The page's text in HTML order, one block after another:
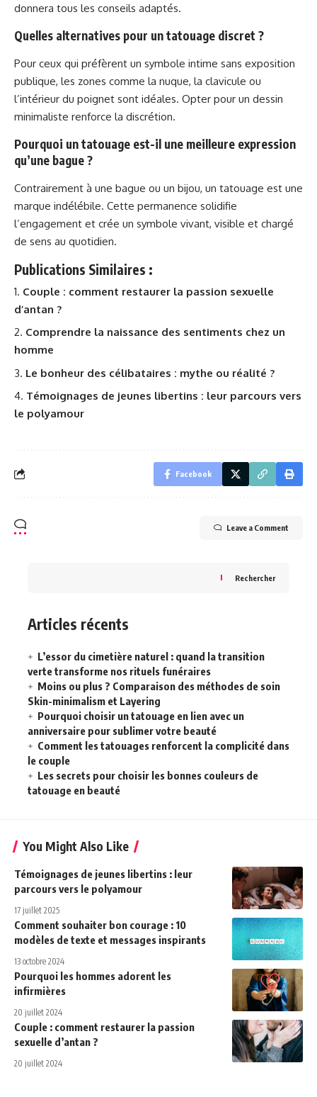
donnera tous les conseils adaptés.
Quelles alternatives pour un tatouage discret ?
Pour ceux qui préfèrent un symbole intime sans exposition
publique, les zones comme la nuque, la clavicule ou
l’intérieur du poignet sont idéales. Opter pour un dessin
minimaliste renforce la discrétion.
Pourquoi un tatouage est-il une meilleure expression
qu’une bague ?
Contrairement à une bague ou un bijou, un tatouage est une
marque indélébile. Cette permanence solidifie
l’engagement et crée un symbole vivant, visible et chargé
de sens au quotidien.
Publications Similaires :
Couple : comment restaurer la passion sexuelle
d’antan ?
Comprendre la naissance des sentiments chez un
homme
Le bonheur des célibataires : mythe ou réalité ?
Témoignages de jeunes libertins : leur parcours vers
le polyamour
Facebook
Leave a Comment
Rechercher
Articles récents
L’essor du cimetière naturel : quand la transition
verte transforme nos rituels funéraires
Moins ou plus ? Comparaison des méthodes de soin
Skin-minimalism et Layering
Pourquoi choisir un tatouage en lien avec un
anniversaire pour sublimer votre beauté
Comment les tatouages renforcent la complicité dans
le couple
Les secrets pour choisir les bonnes couleurs de
tatouage en beauté
You Might Also Like
Témoignages de jeunes libertins : leur
parcours vers le polyamour
17 juillet 2025
Comment souhaiter bon courage : 10
modèles de texte et messages inspirants
13 octobre 2024
Pourquoi les hommes adorent les
infirmières
20 juillet 2024
Couple : comment restaurer la passion
sexuelle d’antan ?
20 juillet 2024